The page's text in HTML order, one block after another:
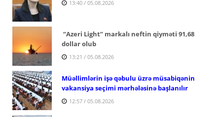
13:40 / 05.08.2026
“Azeri Light” markalı neftin qiyməti 91,68
dollar olub
13:21 / 05.08.2026
Müəllimlərin işə qəbulu üzrə müsabiqənin
vakansiya seçimi mərhələsinə başlanılır
12:57 / 05.08.2026